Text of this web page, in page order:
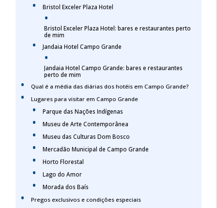
Bristol Exceler Plaza Hotel
Bristol Exceler Plaza Hotel: bares e restaurantes perto
de mim
Jandaia Hotel Campo Grande
Jandaia Hotel Campo Grande: bares e restaurantes
perto de mim
Qual é a média das diárias dos hotéis em Campo Grande?
Lugares para visitar em Campo Grande
Parque das Nações Indígenas
Museu de Arte Contemporânea
Museu das Culturas Dom Bosco
Mercadão Municipal de Campo Grande
Horto Florestal
Lago do Amor
Morada dos Baís
Pregos exclusivos e condições especiais